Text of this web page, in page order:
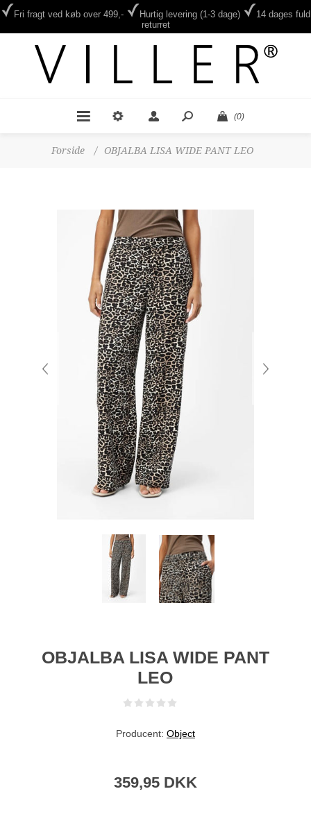
Fri fragt ved køb over 499,- Hurtig levering (1-3 dage)
14 dages fuld
returret
(0)
Forside / OBJALBA LISA WIDE PANT LEO
OBJALBA LISA WIDE PANT
LEO
Producent: Object
359,95 DKK